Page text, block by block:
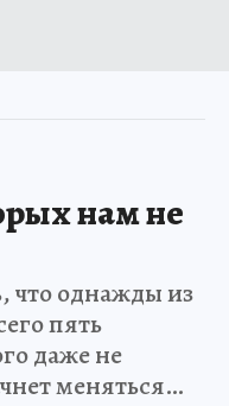
нам не
что однажды из
пять
даже не
меняться…